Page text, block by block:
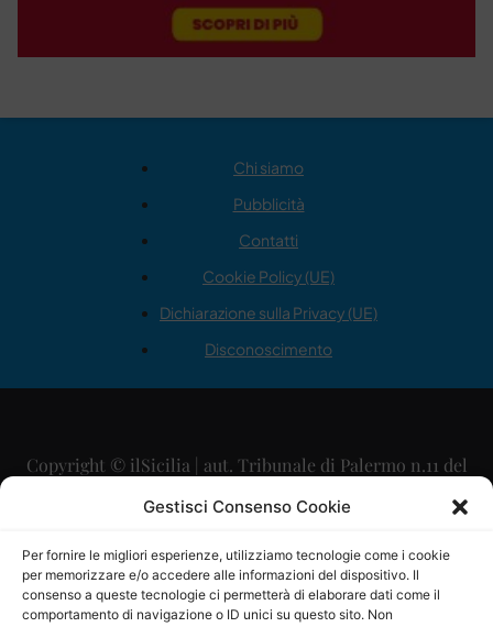
Gestisci Consenso Cookie
Per fornire le migliori esperienze, utilizziamo tecnologie come i cookie
per memorizzare e/o accedere alle informazioni del dispositivo. Il
consenso a queste tecnologie ci permetterà di elaborare dati come il
comportamento di navigazione o ID unici su questo sito. Non
Chi siamo
Pubblicità
Contatti
Cookie Policy (UE)
Dichiarazione sulla Privacy (UE)
Disconoscimento
Copyright © ilSicilia | aut. Tribunale di Palermo n.11 del
29/09/2015
Direttore Editoriale: Maurizio Scaglione